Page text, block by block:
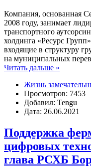
Компания, основанная
2008 году, занимает
транспортного
холдинга «Ресурс
входящие в структуру
на муниципальных
Читать дальше »
Жизнь
Просмотров: 7453
Добавил: Tengu
Дата: 26.06.2021
Поддержка
цифровых
глава РСХБ